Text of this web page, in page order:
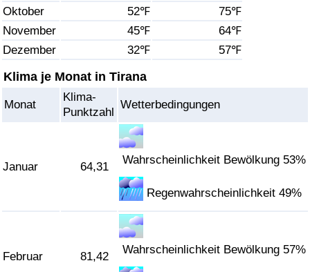
Oktober
52℉
75℉
November
45℉
64℉
Dezember
32℉ 57℉
Klima je Monat in Tirana
Monat
Klima-
Punktzahl
Wetterbedingungen
Januar 64,31
Wahrscheinlichkeit Bewölkung 53%
Regenwahrscheinlichkeit 49%
Februar 81,42
Wahrscheinlichkeit Bewölkung 57%
Gesundheitsversorgung
Gesundheitsversorgungs-Index (aktuell)
Gesundheitsversorgungs-Index nach Land
Umweltverschmutzung
Umweltverschmutzungs-Index (aktuell)
Verschmutzungsindex
Umweltverschmutzungs-Index nach Land